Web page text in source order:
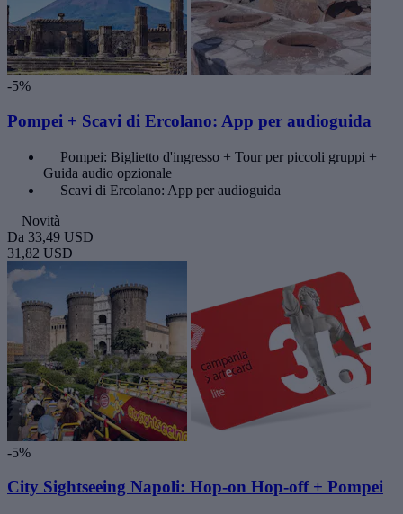
-5%
Pompei + Scavi di Ercolano: App per audioguida
Pompei: Biglietto d'ingresso + Tour per piccoli gruppi +
Guida audio opzionale
Scavi di Ercolano: App per audioguida
Novità
Da 33,49 USD
31,82 USD
-5%
City Sightseeing Napoli: Hop-on Hop-off + Pompei